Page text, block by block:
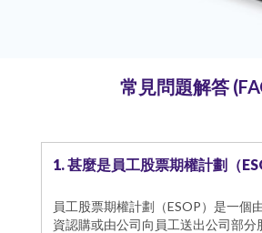
常見問題解答
1. 甚麼是員工股票期權計劃（
員工股票期權計劃（ESOP）是一個
資認購或由公司向員工送出公司部分